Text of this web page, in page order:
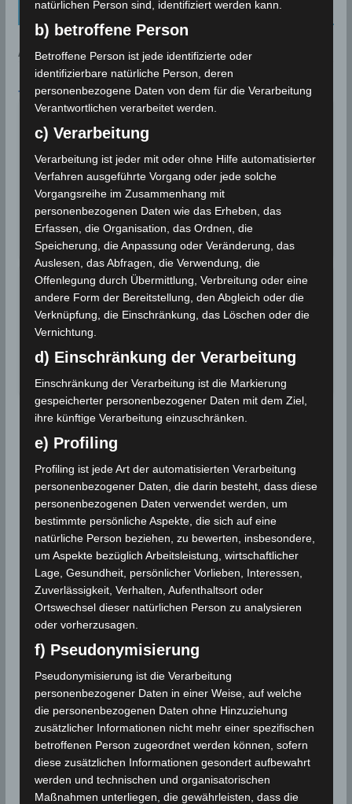
Kalenderblatt Neu
AN DIESEM TAG:
7. AUGUST
2018
Deutschland: Durch Trockenheit
entstandener Großbrand bei
Deutschland: Ein durch Trockenheit
entstandener Großbrand bei Siegburg zerstört
mehrere…
Wettergeschehen (Meteorologie) Weiterlesen
2018
Für einen August ungewöhnliche
starke Niederschläge
Für einen August ungewöhnliche starke
Niederschläge werden in einigen Regionen…
natürlichen Person sind, identifiziert werden kann.
b) betroffene Person
Betroffene Person ist jede identifizierte oder
identifizierbare natürliche Person, deren
personenbezogene Daten von dem für die Verarbeitung
Verantwortlichen verarbeitet werden.
c) Verarbeitung
Verarbeitung ist jeder mit oder ohne Hilfe automatisierter
Verfahren ausgeführte Vorgang oder jede solche
Vorgangsreihe im Zusammenhang mit
personenbezogenen Daten wie das Erheben, das
Erfassen, die Organisation, das Ordnen, die
Speicherung, die Anpassung oder Veränderung, das
Auslesen, das Abfragen, die Verwendung, die
Offenlegung durch Übermittlung, Verbreitung oder eine
andere Form der Bereitstellung, den Abgleich oder die
Verknüpfung, die Einschränkung, das Löschen oder die
Vernichtung.
d) Einschränkung der Verarbeitung
Einschränkung der Verarbeitung ist die Markierung
gespeicherter personenbezogener Daten mit dem Ziel,
ihre künftige Verarbeitung einzuschränken.
e) Profiling
Profiling ist jede Art der automatisierten Verarbeitung
personenbezogener Daten, die darin besteht, dass diese
personenbezogenen Daten verwendet werden, um
bestimmte persönliche Aspekte, die sich auf eine
natürliche Person beziehen, zu bewerten, insbesondere,
um Aspekte bezüglich Arbeitsleistung, wirtschaftlicher
Lage, Gesundheit, persönlicher Vorlieben, Interessen,
Zuverlässigkeit, Verhalten, Aufenthaltsort oder
Ortswechsel dieser natürlichen Person zu analysieren
oder vorherzusagen.
f) Pseudonymisierung
Pseudonymisierung ist die Verarbeitung
personenbezogener Daten in einer Weise, auf welche
die personenbezogenen Daten ohne Hinzuziehung
zusätzlicher Informationen nicht mehr einer spezifischen
betroffenen Person zugeordnet werden können, sofern
diese zusätzlichen Informationen gesondert aufbewahrt
werden und technischen und organisatorischen
Maßnahmen unterliegen, die gewährleisten, dass die